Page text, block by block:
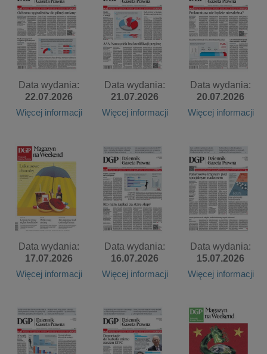
Data wydania:
22.07.2026
Więcej informacji
Data wydania:
21.07.2026
Więcej informacji
Data wydania:
20.07.2026
Więcej informacji
Data wydania:
17.07.2026
Więcej informacji
Data wydania:
16.07.2026
Więcej informacji
Data wydania:
15.07.2026
Więcej informacji